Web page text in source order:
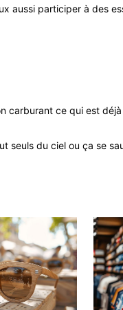
aussi participer à des
carburant ce qui est
seuls du ciel ou ça se